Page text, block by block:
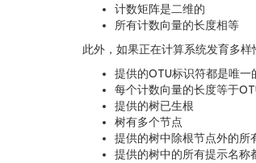
计数矩阵是二维的
所有计数向量的长度相等
此外，如果正在计算系统发育多样
提供的OTU标识符都是唯一
每个计数向量的长度等于
提供的树已生根
树有多个节点
提供的树中除根节点外的所
提供的树中的所有提示名称